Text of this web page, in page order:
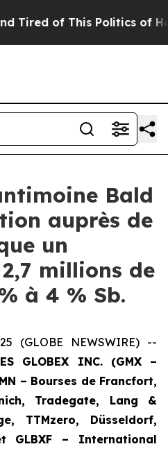
of This Politics of
Bald
auprès de
un
millions de
à 4 % Sb.
(GLOBE NEWSWIRE) --
GLOBEX INC. (GMX –
– Bourses de Francfort,
Tradegate, Lang &
TTMzero, Düsseldorf,
GLBXF – International